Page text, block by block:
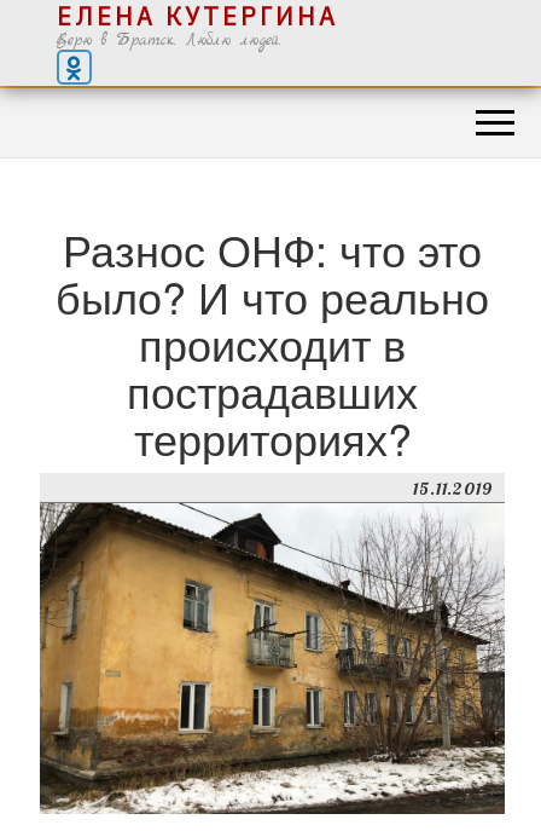
ЕЛЕНА КУТЕРГИНА
Верю в Братск. Люблю людей.
Разнос ОНФ: что это
было? И что реально
происходит в
пострадавших
территориях?
15.11.2019